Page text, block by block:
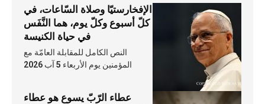
الإفخارستيّا وصلاة السّاعات، في
كلّ أسبوع وكلّ يوم، هما النَّفَس
في حياة الكنيسة
النص الكامل للمقابلة العامّة مع
المؤمنين يوم الأربعاء 5 آب 2026
عطاء الرّبّ يسوع هو عطاء